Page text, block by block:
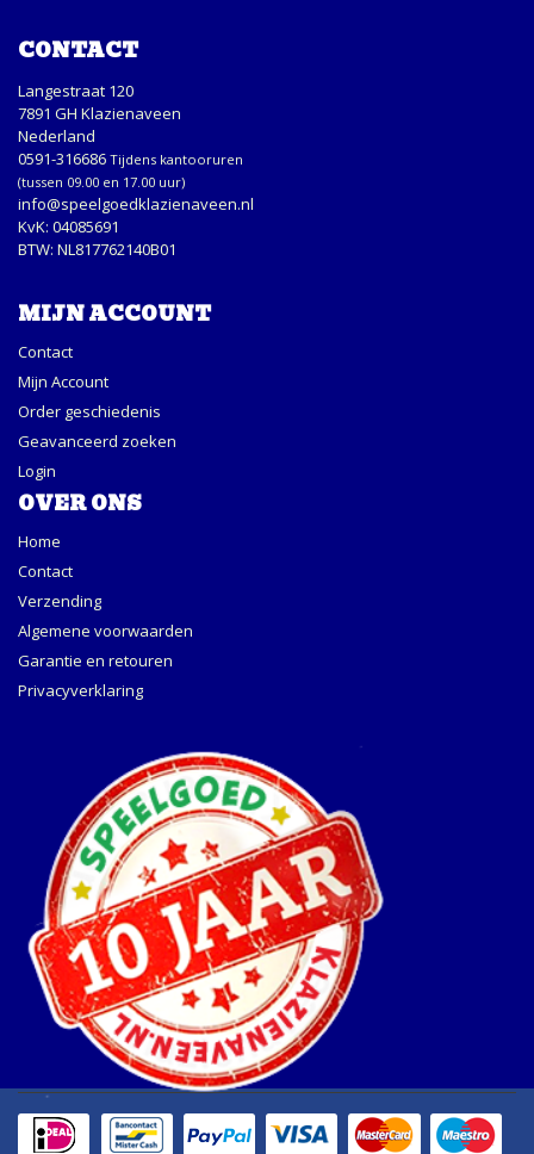
CONTACT
Langestraat 120
7891 GH Klazienaveen
Nederland
0591-316686 Tijdens kantooruren
(tussen 09.00 en 17.00 uur)
info@speelgoedklazienaveen.nl
KvK: 04085691
BTW: NL817762140B01
MIJN ACCOUNT
Contact
Mijn Account
Order geschiedenis
Geavanceerd zoeken
Login
OVER ONS
Home
Contact
Verzending
Algemene voorwaarden
Garantie en retouren
Privacyverklaring